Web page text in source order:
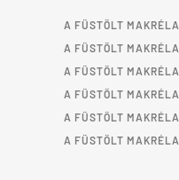
A FÜSTÖLT MAKRÉLA
A FÜSTÖLT MAKRÉLA
A FÜSTÖLT MAKRÉLA
A FÜSTÖLT MAKRÉLA
A FÜSTÖLT MAKRÉLA
A FÜSTÖLT MAKRÉLA